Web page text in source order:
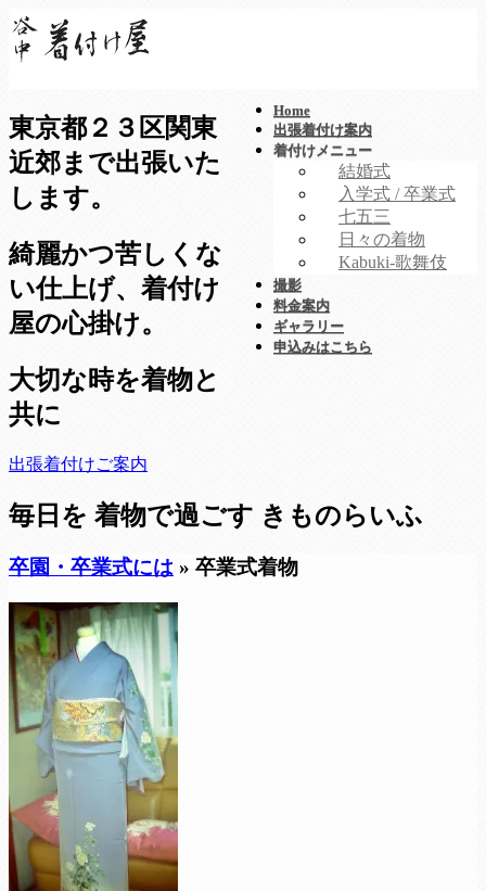
Home
出張着付け案内
着付けメニュー
結婚式
入学式 / 卒業式
七五三
日々の着物
Kabuki-歌舞伎
撮影
料金案内
ギャラリー
申込みはこちら
東京都２３区関東
近郊まで出張いた
します。
綺麗かつ苦しくな
い仕上げ、 着付け
屋の心掛け。
大切な時を着物と
共に
出張着付けご案内
毎日を 着物で過ごす きものらいふ
卒園・卒業式には » 卒業式着物